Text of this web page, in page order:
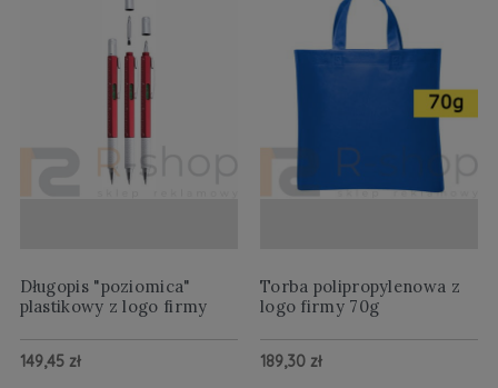
Długopis "poziomica"
plastikowy z logo firmy
149,45 zł
Torba polipropylenowa z
logo firmy 70g
189,30 zł